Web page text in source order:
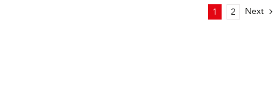
1 2 Next